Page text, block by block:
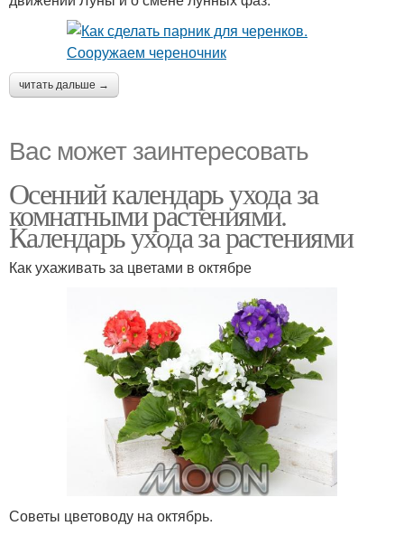
читать дальше →
Вас может заинтересовать
Осенний календарь ухода за
комнатными растениями.
Календарь ухода за растениями
Как ухаживать за цветами в октябре
Советы цветоводу на октябрь.